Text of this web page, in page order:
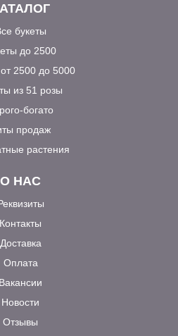
букеты
до 2500
2500 до 5000
из 51 розы
богато
продаж
растения
О НАС
Контакты
Доставка
Оплата
Вакансии
Новости
Отзывы